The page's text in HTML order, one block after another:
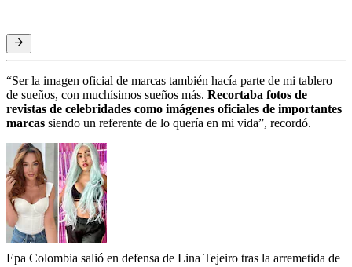
“Ser la imagen oficial de marcas también hacía parte de mi tablero
de sueños, con muchísimos sueños más. Recortaba fotos de
revistas de celebridades como imágenes oficiales de importantes
marcas siendo un referente de lo quería en mi vida”, recordó.
Epa Colombia salió en defensa de Lina Tejeiro tras la arremetida de